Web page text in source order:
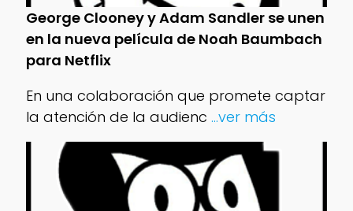
George Clooney y Adam Sandler se unen
en la nueva película de Noah Baumbach
para Netflix
En una colaboración que promete captar
la atención de la audienc ...ver más